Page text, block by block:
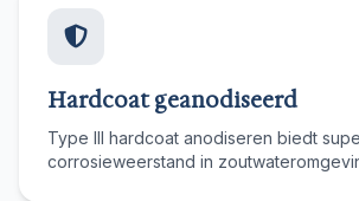
Hardcoat geanodiseerd
Type III hardcoat anodiseren biedt
corrosieweerstand in